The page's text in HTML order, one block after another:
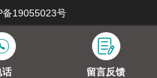
备19055023号
话 留言反馈